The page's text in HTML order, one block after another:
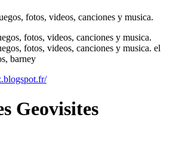
fotos, videos, canciones y musica.
fotos, videos, canciones y musica.
fotos, videos, canciones y musica. el
barney
Geovisites